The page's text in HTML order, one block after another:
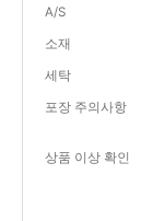
A/S
소재
세탁
포장 주의사항
상품 이상 확인